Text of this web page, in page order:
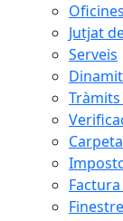
Jutjat
Serveis